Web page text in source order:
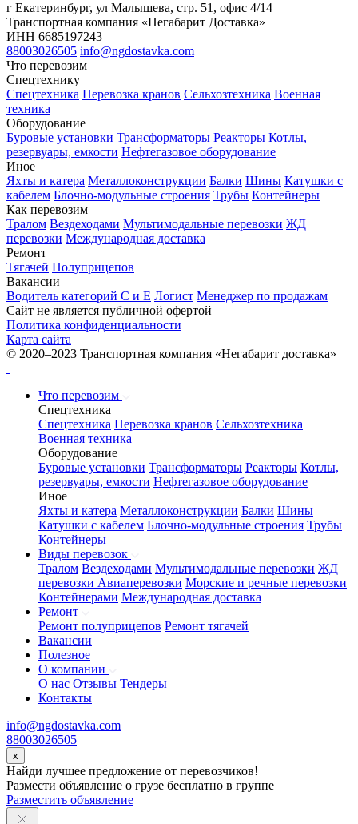
г Екатеринбург, ул Малышева, стр. 51, офис 4/14
Транспортная компания «Негабарит Доставка»
ИНН 6685197243
88003026505 info@ngdostavka.com
Что перевозим
Спецтехнику
Спецтехника Перевозка кранов Сельхозтехника Военная
техника
Оборудование
Буровые установки Трансформаторы Реакторы Котлы,
резервуары, емкости Нефтегазовое оборудование
Иное
Яхты и катера Металлоконструкции Балки Шины Катушки с
кабелем Блочно-модульные строения Трубы Контейнеры
Как перевозим
Тралом Вездеходами Мультимодальные перевозки ЖД
перевозки Международная доставка
Ремонт
Тягачей Полуприцепов
Вакансии
Водитель категорий С и Е Логист Менеджер по продажам
Сайт не является публичной офертой
Политика конфиденциальности
Карта сайта
© 2020–2023 Транспортная компания «Негабарит доставка»
Что перевозим
Спецтехника
Спецтехника Перевозка кранов Сельхозтехника
Военная техника
Оборудование
Буровые установки Трансформаторы Реакторы Котлы,
резервуары, емкости Нефтегазовое оборудование
Иное
Яхты и катера Металлоконструкции Балки Шины
Катушки с кабелем Блочно-модульные строения Трубы
Контейнеры
Виды перевозок
Тралом Вездеходами Мультимодальные перевозки ЖД
перевозки Авиаперевозки Морские и речные перевозки
Контейнерами Международная доставка
Ремонт
Ремонт полуприцепов Ремонт тягачей
Вакансии
Полезное
О компании
О нас Отзывы Тендеры
Контакты
info@ngdostavka.com
88003026505
x
Найди лучшее предложение от перевозчиков!
Размести объявление о грузе бесплатно в группе
Разместить объявление